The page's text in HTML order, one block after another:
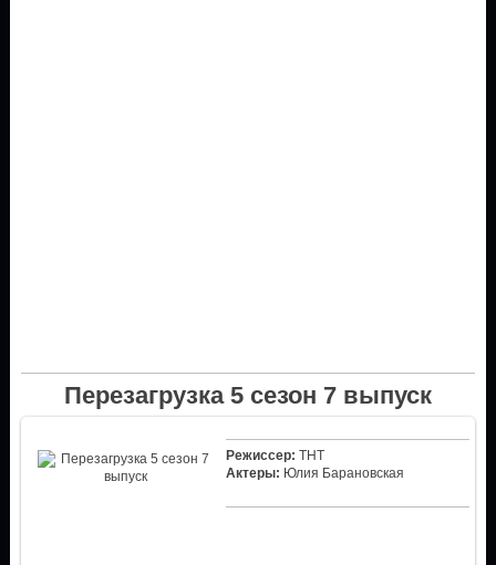
Перезагрузка 5 сезон 7 выпуск
Режиссер: ТНТ
Актеры: Юлия Барановская